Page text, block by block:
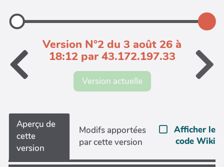
Version N°2 du 3 août 26 à
18:12 par 43.172.197.33
Version actuelle
Aperçu de
cette
version
Modifs apportées
par cette version
Afficher le
code Wiki